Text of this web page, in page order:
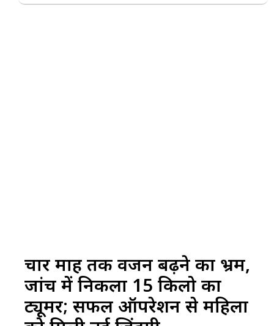
चार माह तक वजन बढ़ने का भ्रम,
जांच में निकला 15 किलो का
ट्यूमर; सफल ऑपरेशन से महिला